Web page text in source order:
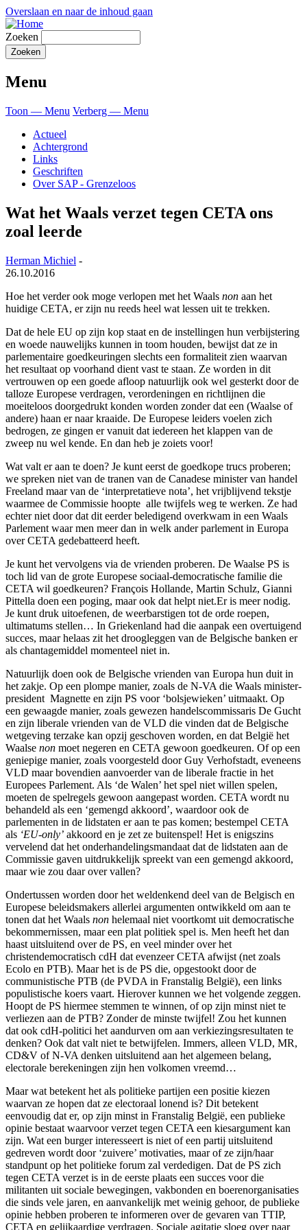
Overslaan en naar de inhoud gaan
Zoeken
Menu
Toon — Menu Verberg — Menu
Actueel
Achtergrond
Links
Geschriften
Over SAP - Grenzeloos
Wat het Waals verzet tegen CETA ons
zoal leerde
Herman Michiel -
26.10.2016
Hoe het verder ook moge verlopen met het Waals non aan het
huidige CETA, er zijn nu reeds heel wat lessen uit te trekken.
Dat de hele EU op zijn kop staat en de instellingen hun verbijstering
en woede nauwelijks kunnen in toom houden, bewijst dat ze in
parlementaire goedkeuringen slechts een formaliteit zien waarvan
het resultaat op voorhand dient vast te staan. Ze worden in dit
vertrouwen op een goede afloop natuurlijk ook wel gesterkt door de
talloze Europese verdragen, verordeningen en richtlijnen die
moeiteloos doorgedrukt konden worden zonder dat een (Waalse of
andere) haan er naar kraaide. De Europese leiders voelen zich
bedrogen, ze gingen er vanuit dat iedereen het klappen van de
zweep nu wel kende. En dan heb je zoiets voor!
Wat valt er aan te doen? Je kunt eerst de goedkope trucs proberen;
we spreken niet van de tranen van de Canadese minister van handel
Freeland maar van de ‘interpretatieve nota’, het vrijblijvend tekstje
waarmee de Commissie hoopte alle twijfels weg te werken. Ze had
echter niet door dat dit eerder beledigend overkwam in een Waals
Parlement waar men meer dan in welk ander parlement in Europa
over CETA gedebatteerd heeft.
Je kunt het vervolgens via de vrienden proberen. De Waalse PS is
toch lid van de grote Europese sociaal-democratische familie die
CETA wil goedkeuren? François Hollande, Martin Schulz, Gianni
Pittella doen een poging, maar ook dat helpt niet.Er is meer nodig.
Je kunt druk uitoefenen, de weerbarstigen tot de orde roepen,
ultimatums stellen… In Griekenland had die aanpak een overtuigend
succes, maar helaas zit het droogleggen van de Belgische banken er
als chantagemiddel momenteel niet in.
Natuurlijk doen ook de Belgische vrienden van Europa hun duit in
het zakje. Op een plompe manier, zoals de N-VA die Waals minister-
president Magnette en zijn PS voor ‘bolsjewieken’ uitmaakt. Op
een gewaagde manier, zoals gewezen handelscommissaris De Gucht
en zijn liberale vrienden van de VLD die vinden dat de Belgische
wetgeving terzake kan opzij geschoven worden, en dat België het
Waalse non moet negeren en CETA gewoon goedkeuren. Of op een
geniepige manier, zoals voorgesteld door Guy Verhofstadt, eveneens
VLD maar bovendien aanvoerder van de liberale fractie in het
Europees Parlement. Als ‘de Walen’ het spel niet willen spelen,
moeten de spelregels gewoon aangepast worden. CETA wordt nu
behandeld als een ‘gemengd akkoord’, waardoor ook de
parlementen in de lidstaten er aan te pas komen; bestempel CETA
als ‘EU-only’ akkoord en je zet ze buitenspel! Het is enigszins
vervelend dat het onderhandelingsmandaat dat de lidstaten aan de
Commissie gaven uitdrukkelijk spreekt van een gemengd akkoord,
maar wie zou daar over vallen?
Ondertussen worden door het weldenkend deel van de Belgisch en
Europese beleidsmakers allerlei argumenten ontwikkeld om aan te
tonen dat het Waals non helemaal niet voortkomt uit democratische
bekommernissen, maar een plat politiek spel is. Men heeft het dan
haast uitsluitend over de PS, en veel minder over het
christendemocratisch cdH dat evenzeer CETA afwijst (net zoals
Ecolo en PTB). Maar het is de PS die, opgestookt door de
communistische PTB (de PVDA in Franstalig België), een links
populistische koers vaart. Hierover kunnen we het volgende zeggen.
Hoopt de PS hiermee stemmen te winnen, of op zijn minst niet te
verliezen aan de PTB? Zonder de minste twijfel! Zou het kunnen
dat ook cdH-politici het aandurven om aan verkiezingsresultaten te
denken? Ook dat valt niet te betwijfelen. Immers, alleen VLD, MR,
CD&V of N-VA denken uitsluitend aan het algemeen belang,
electorale berekeningen zijn hen volkomen vreemd…
Maar wat betekent het als politieke partijen een positie kiezen
waarvan ze hopen dat ze electoraal lonend is? Dit betekent
eenvoudig dat er, op zijn minst in Franstalig België, een publieke
opinie bestaat waarvoor verzet tegen CETA een kiesargument kan
zijn. Wat een burger interesseert is niet of een partij uitsluitend
gedreven wordt door ‘zuivere’ motivaties, maar of ze zijn/haar
standpunt op het politieke forum zal verdedigen. Dat de PS zich
tegen CETA verzet is in de eerste plaats een succes voor die
militanten uit sociale bewegingen, vakbonden en boerenorganisaties
die sinds vele jaren, en aanvankelijk met weinig gehoor, de publieke
opinie hebben proberen te informeren over de gevaren van TTIP,
CETA en gelijkaardige verdragen. Sociale agitatie sloeg over naar